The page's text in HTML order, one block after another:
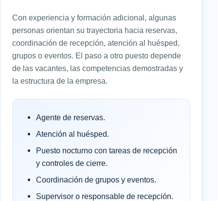
Con experiencia y formación adicional, algunas
personas orientan su trayectoria hacia reservas,
coordinación de recepción, atención al huésped,
grupos o eventos. El paso a otro puesto depende
de las vacantes, las competencias demostradas y
la estructura de la empresa.
Agente de reservas.
Atención al huésped.
Puesto nocturno con tareas de recepción
y controles de cierre.
Coordinación de grupos y eventos.
Supervisor o responsable de recepción.